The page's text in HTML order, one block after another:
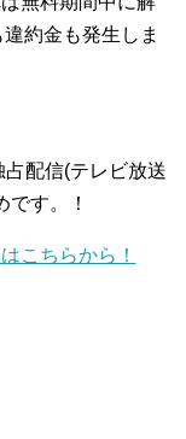
約金も発生しま
配信(テレビ放送
す。！
こちらから！